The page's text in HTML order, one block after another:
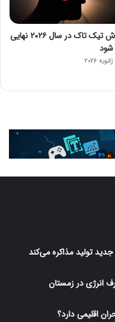
فروش تیک تاک در سال ۲۰۲۶ نهایی
تولید مذاکره می‌کند
انرژی در زمستان
اقلیمی دارد؟